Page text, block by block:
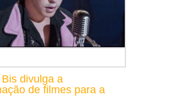
divulga a
de filmes para a